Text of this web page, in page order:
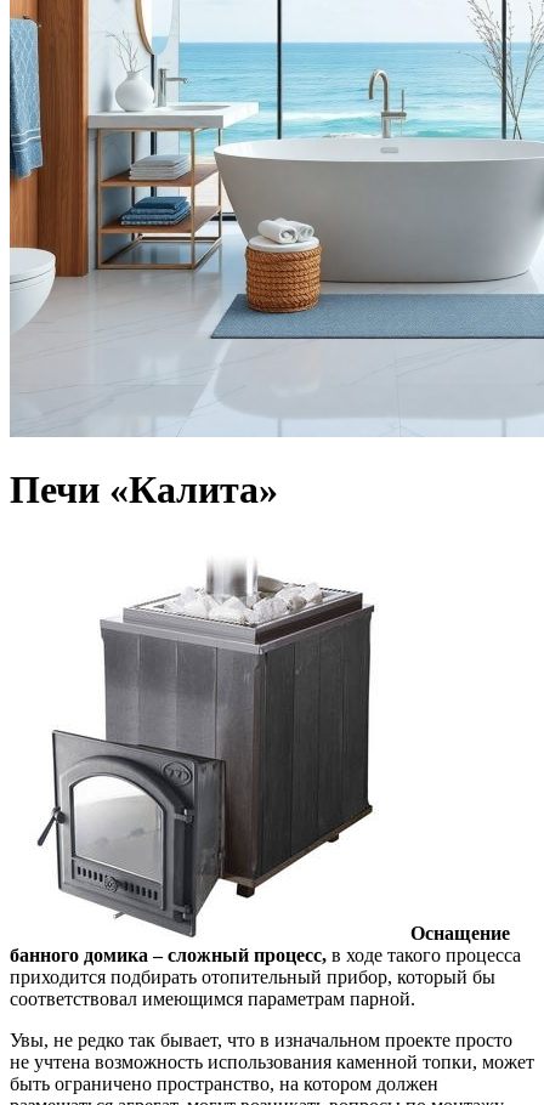
Печи «Калита»
Оснащение
банного домика – сложный процесс, в ходе такого процесса
приходится подбирать отопительный прибор, который бы
соответствовал имеющимся параметрам парной.
Увы, не редко так бывает, что в изначальном проекте просто
не учтена возможность использования каменной топки, может
быть ограничено пространство, на котором должен